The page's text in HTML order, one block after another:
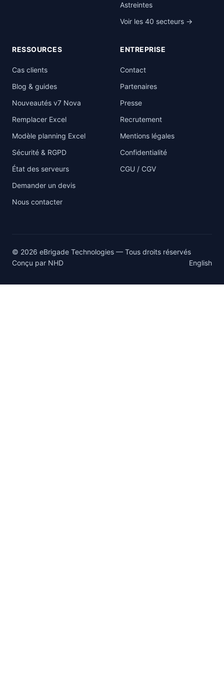
Astreintes
Voir les 40 secteurs →
RESSOURCES
Cas clients
Blog & guides
Nouveautés v7 Nova
Remplacer Excel
Modèle planning Excel
Sécurité & RGPD
État des serveurs
Demander un devis
Nous contacter
ENTREPRISE
Contact
Partenaires
Presse
Recrutement
Mentions légales
Confidentialité
CGU / CGV
© 2026 eBrigade Technologies — Tous droits réservés
Conçu par NHD English